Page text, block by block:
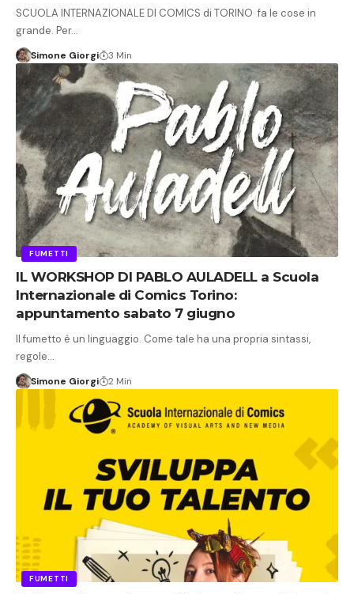
SCUOLA INTERNAZIONALE DI COMICS di TORINO fa le cose in
grande. Per…
Simone Giorgi 3 Min
FUMETTI
IL WORKSHOP DI PABLO AULADELL a Scuola
Internazionale di Comics Torino:
appuntamento sabato 7 giugno
Il fumetto è un linguaggio. Come tale ha una propria sintassi,
regole…
Simone Giorgi 2 Min
FUMETTI